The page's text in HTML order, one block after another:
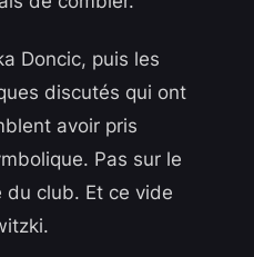
Doncic, puis les
discutés qui ont
avoir pris
Pas sur le
du club. Et ce vide